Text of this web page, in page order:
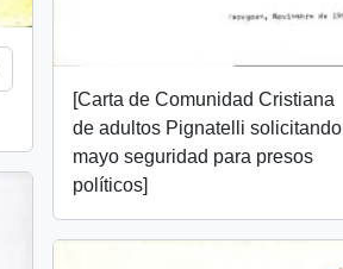
Añadir al portapapeles
[Carta de Comunidad Cristiana
de adultos Pignatelli solicitando
mayo seguridad para presos
políticos]